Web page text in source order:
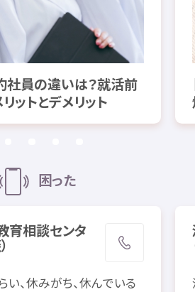
社員の違いは？就活前
ットとデメリット
困った
育相談センタ
）
い、休みがち、休んでいる